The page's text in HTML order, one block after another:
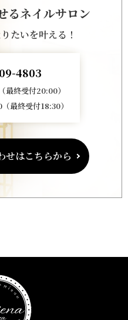
るネイルサロン
たいを叶える！
4803
終受付20:00）
最終受付18:30）
せはこちらから